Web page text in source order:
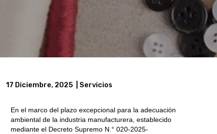
17 Diciembre, 2025 | Servicios
En el marco del plazo excepcional para la adecuación
ambiental de la industria manufacturera, establecido
mediante el Decreto Supremo N.° 020-2025-